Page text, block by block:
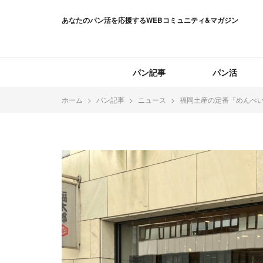
あなたのパン活を応援するWEBコミュニティ&マガジン
パン記事 パン活
ホーム パン記事 ニュース 福岡土産の定番『めんべ